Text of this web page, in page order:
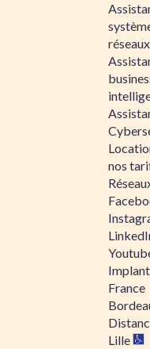
réseaux
nos
France
Lille